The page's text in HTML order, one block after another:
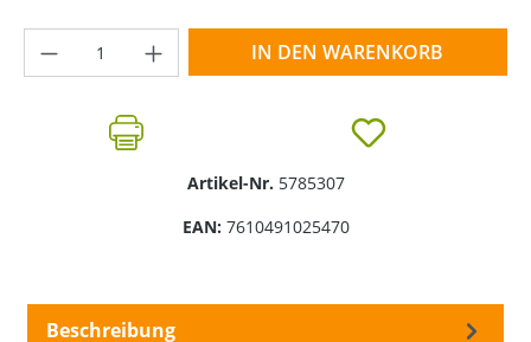
Produkt Anzahl: Gib den gewünschten
IN DEN WARENKORB
Artikel-Nr. 5785307
EAN: 7610491025470
Beschreibung